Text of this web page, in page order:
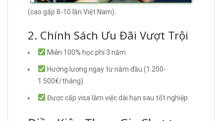
(cao gấp 8-10 lần Việt Nam).
2. Chính Sách Ưu Đãi Vượt Trội
Miễn 100% học phí 3 năm
Hưởng lương ngay từ năm đầu (1.200-
1.500€/tháng)
Được cấp visa làm việc dài hạn sau tốt nghiệp